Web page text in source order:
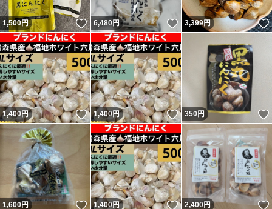
1,500円 いいね！
6,480円 いいね！
3,399円
1,400円 いいね！
1,400円 いいね！
350円
1,600円 いいね！
1,400円 いいね！
2,400円